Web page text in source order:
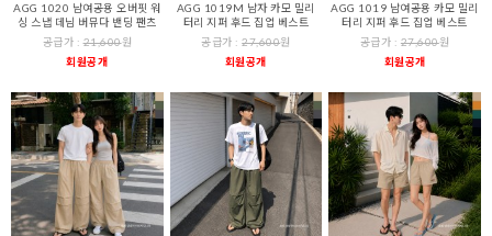
AGG 1020 남여공용 오버핏 워
싱 스냅 데님 버뮤다 밴딩 팬츠
공급가 :21,600원
회원공개
AGG 1019M 남자 카모 밀리
터리 지퍼 후드 집업 베스트
공급가 :27,600원
회원공개
AGG 1019 남여공용 카모 밀리
터리 지퍼 후드 집업 베스트
공급가 : 27,600원
회원공개